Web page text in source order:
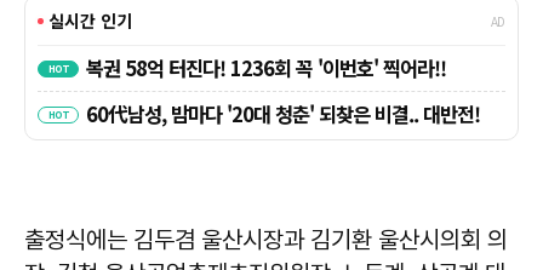
출정식에는 김두겸 울산시장과 김기환 울산시의회 의